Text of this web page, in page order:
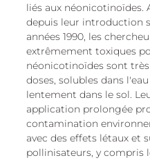
liés aux néonicotinoïdes.
depuis leur introduction
années 1990, les
extrêmement toxiques
néonicotinoïdes sont
doses, solubles dans
lentement dans le sol.
application prolongée
contamination
avec des effets létaux et
pollinisateurs, y compris